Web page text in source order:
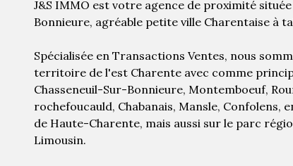
J&S IMMO est votre agence de proximité
Bonnieure, agréable petite ville Charentaise à
Spécialisée en Transactions Ventes, nous
territoire de l'est Charente avec comme
Chasseneuil-Sur-Bonnieure, Montemboeuf,
rochefoucauld, Chabanais, Mansle, Confolens,
de Haute-Charente, mais aussi sur le parc
Limousin.